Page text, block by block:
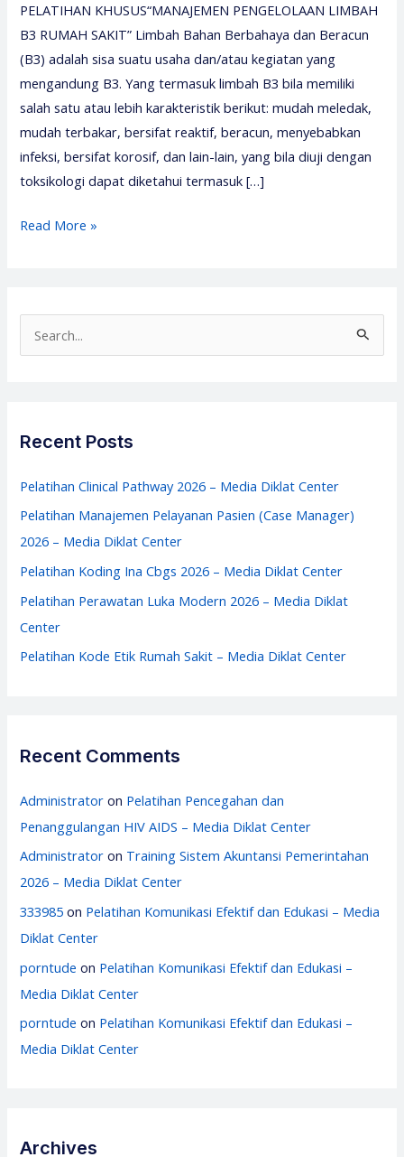
PELATIHAN KHUSUS“MANAJEMEN PENGELOLAAN LIMBAH
B3 RUMAH SAKIT” Limbah Bahan Berbahaya dan Beracun
(B3) adalah sisa suatu usaha dan/atau kegiatan yang
mengandung B3. Yang termasuk limbah B3 bila memiliki
salah satu atau lebih karakteristik berikut: mudah meledak,
mudah terbakar, bersifat reaktif, beracun, menyebabkan
infeksi, bersifat korosif, dan lain-lain, yang bila diuji dengan
toksikologi dapat diketahui termasuk […]
Pelatihan
2026
Read More »
e
f
o
r
Recent Posts
Pelatihan Clinical Pathway 2026 – Media Diklat Center
Pelatihan Manajemen Pelayanan Pasien (Case Manager)
2026 – Media Diklat Center
Pelatihan Koding Ina Cbgs 2026 – Media Diklat Center
Pelatihan Perawatan Luka Modern 2026 – Media Diklat
Center
Pelatihan Kode Etik Rumah Sakit – Media Diklat Center
Recent Comments
Administrator on Pelatihan Pencegahan dan
Penanggulangan HIV AIDS – Media Diklat Center
Administrator on Training Sistem Akuntansi Pemerintahan
2026 – Media Diklat Center
333985 on Pelatihan Komunikasi Efektif dan Edukasi – Media
Diklat Center
porntude on Pelatihan Komunikasi Efektif dan Edukasi –
Media Diklat Center
porntude on Pelatihan Komunikasi Efektif dan Edukasi –
Media Diklat Center
Archives